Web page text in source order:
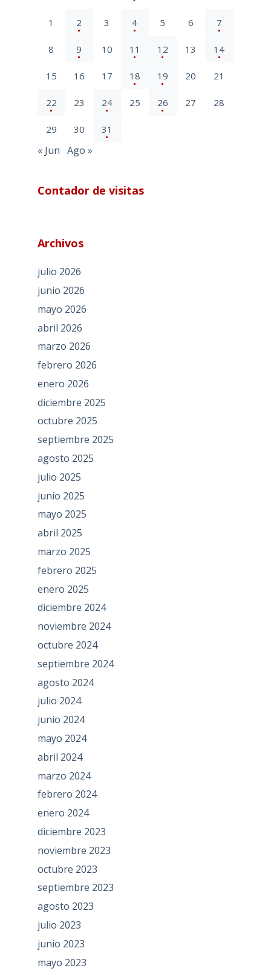
1 2 3 4 5 6 7
8 9 10 11 12 13 14
15 16 17 18 19 20 21
22 23 24 25 26 27 28
29 30 31
« Jun Ago »
Contador de visitas
Archivos
julio 2026
junio 2026
mayo 2026
abril 2026
marzo 2026
febrero 2026
enero 2026
diciembre 2025
octubre 2025
septiembre 2025
agosto 2025
julio 2025
junio 2025
mayo 2025
abril 2025
marzo 2025
febrero 2025
enero 2025
diciembre 2024
noviembre 2024
octubre 2024
septiembre 2024
agosto 2024
julio 2024
junio 2024
mayo 2024
abril 2024
marzo 2024
febrero 2024
enero 2024
diciembre 2023
noviembre 2023
octubre 2023
septiembre 2023
agosto 2023
julio 2023
junio 2023
mayo 2023